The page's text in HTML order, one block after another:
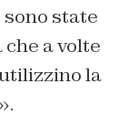
state
a volte
la